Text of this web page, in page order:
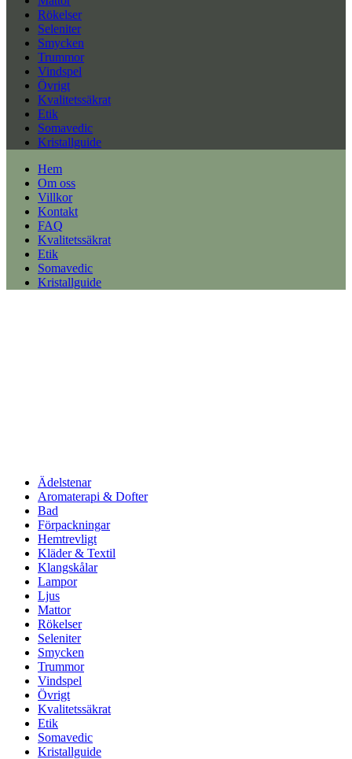
Rökelser
Seleniter
Smycken
Trummor
Vindspel
Övrigt
Kvalitetssäkrat
Etik
Somavedic
Kristallguide
Hem
Om oss
Villkor
Kontakt
FAQ
Kvalitetssäkrat
Etik
Somavedic
Kristallguide
Ädelstenar
Aromaterapi & Dofter
Bad
Förpackningar
Hemtrevligt
Kläder & Textil
Klangskålar
Lampor
Ljus
Mattor
Rökelser
Seleniter
Smycken
Trummor
Vindspel
Övrigt
Kvalitetssäkrat
Etik
Somavedic
Kristallguide